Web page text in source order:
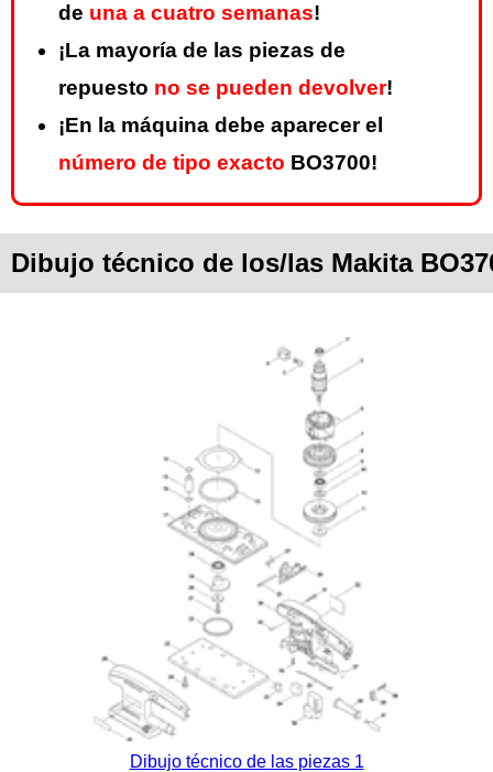
de una a cuatro semanas!
¡La mayoría de las piezas de
repuesto no se pueden devolver!
¡En la máquina debe aparecer el
número de tipo exacto BO3700!
Dibujo técnico de los/las Makita
Dibujo técnico de las piezas 1